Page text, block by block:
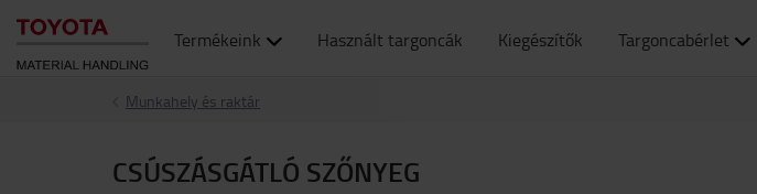
Termékeink Használt targoncák Kiegészítők Targoncabérlet
Munkahely és raktár
CSÚSZÁSGÁTLÓ SZŐNYEG